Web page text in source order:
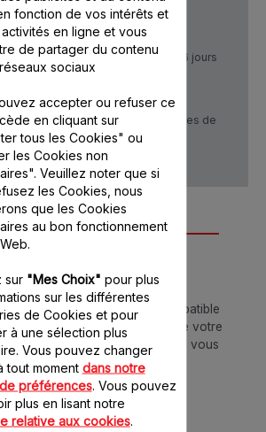
Livraison sous 5 à 6 jours
Conditions générales de
vente
Conçu pour 1
que cet article est bien compatible
veuillez saisir la référence de votre
de recherche ci-dessous ou vous
?
fonction de vos intérêts et
en ligne et vous
de partager du contenu
sociaux
accepter ou refuser ce
en cliquant sur
tous les Cookies" ou
les Cookies non
Veuillez noter que si
les Cookies, nous
que les Cookies
au bon fonctionnement
sur "Mes Choix" pour plus
sur les différentes
de Cookies et pour
à une sélection plus
Vous pouvez changer
tout moment dans notre
préférences. Vous pouvez
plus en lisant notre
relative aux cookies.